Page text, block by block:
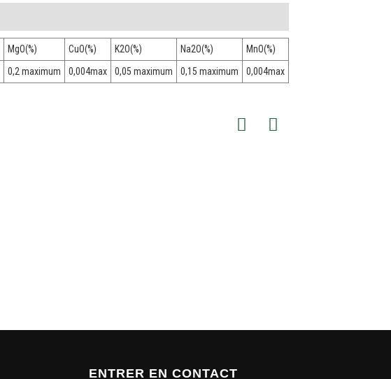
MgO(%) CuO(%) K2O(%) Na2O(%)
MnO(%)
0,2 maximum 0,004max 0,05 maximum 0,15 maximum 0,004max
ENTRER EN CONTACT